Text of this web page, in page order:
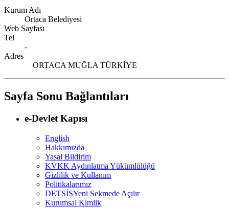
Kurum Adı
Ortaca Belediyesi
Web Sayfası
Tel
-
Adres
ORTACA MUĞLA TÜRKİYE
Sayfa Sonu Bağlantıları
e-Devlet Kapısı
English
Hakkımızda
Yasal Bildirim
KVKK Aydınlatma Yükümlülüğü
Gizlilik ve Kullanım
Politikalarımız
DETSİSYeni Sekmede Açılır
Kurumsal Kimlik